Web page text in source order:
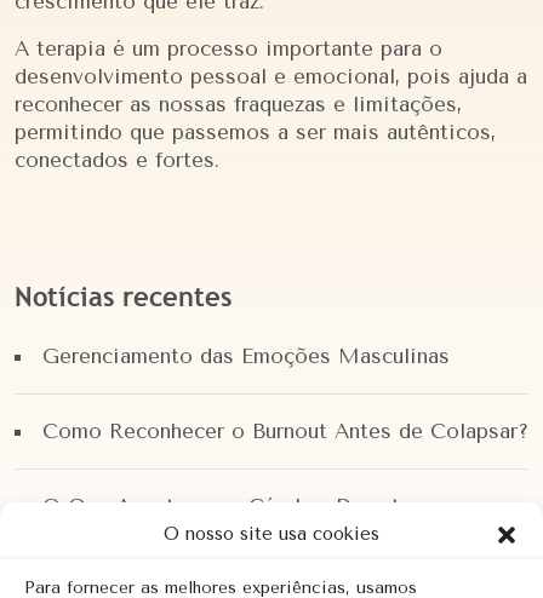
O nosso site usa cookies
Para fornecer as melhores experiências, usamos
A terapia é um processo importante para o
desenvolvimento pessoal e emocional, pois ajuda a
reconhecer as nossas fraquezas e limitações,
permitindo que passemos a ser mais autênticos,
conectados e fortes.
Notícias recentes
Gerenciamento das Emoções Masculinas
Como Reconhecer o Burnout Antes de Colapsar?
O Que Acontece no Cérebro Durante a